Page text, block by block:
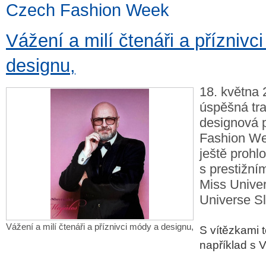
Rozhovory
Czech Fashion Week
Vážení a milí čtenáři a
designu,
Vážení a milí čtenáři a příznivci módy a designu,
18. května
úspěšná
designová
Fashion
ještě
s
Miss
Universe
S vítězkami
například s